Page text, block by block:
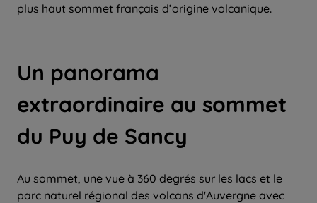
plus haut sommet français d’origine volcanique.
Un panorama
extraordinaire au sommet
du Puy de Sancy
Au sommet, une vue à 360 degrés sur les lacs et le
parc naturel régional des volcans d'Auvergne avec